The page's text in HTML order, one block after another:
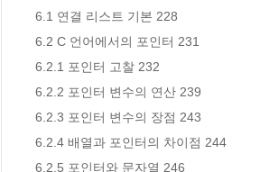
6.1 연결 리스트 기본 228
6.2 C 언어에서의 포인터 231
6.2.1 포인터 고찰 232
6.2.2 포인터 변수의 연산 239
6.2.3 포인터 변수의 장점 243
6.2.4 배열과 포인터의 차이점 244
6.2.5 포인터와 문자열 246